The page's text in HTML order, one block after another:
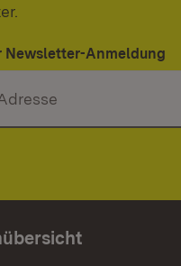
Newsletter-Anmeldung